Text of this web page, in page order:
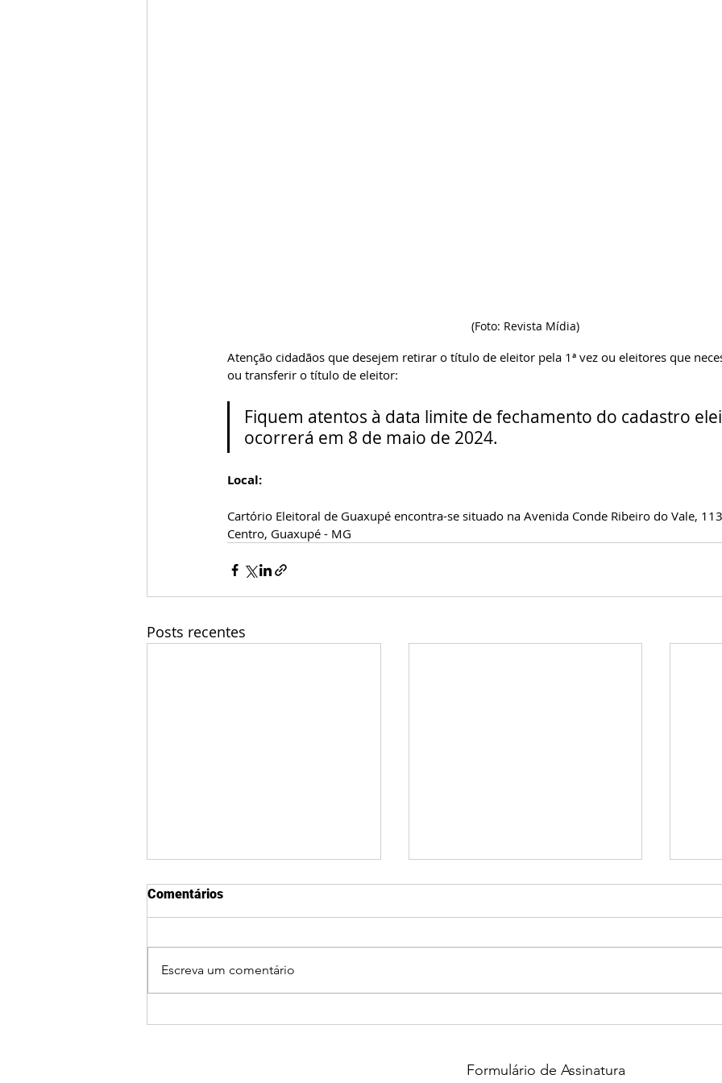
(Foto: Revista Mídia)
Atenção cidadãos que desejem retirar o título de eleitor pela 1ª vez ou eleitores que
ou transferir o título de eleitor:
Fiquem atentos à data limite de fechamento do cadastro
ocorrerá em 8 de maio de 2024.
Local:
Cartório Eleitoral de Guaxupé encontra-se situado na Avenida Conde Ribeiro do Vale,
Centro, Guaxupé - MG
Posts recentes
guaxupeana
Comentários
Escreva um comentário
Formulário de Assinatura